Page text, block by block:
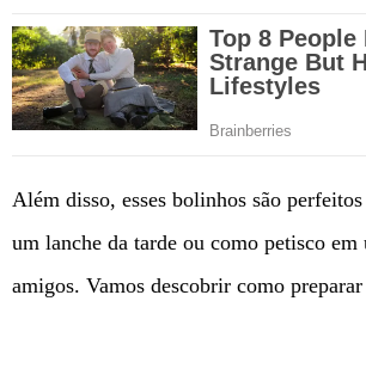
Além disso, esses bolinhos são
um lanche da tarde ou como petisco em
amigos. Vamos descobrir como